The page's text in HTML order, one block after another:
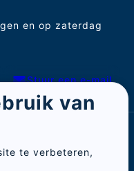
van
te verbeteren,
en op zaterdag
Stuur een e-mail